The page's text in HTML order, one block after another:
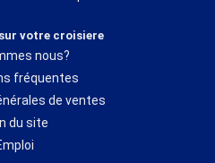
votre croisiere
nous?
fréquentes
de ventes
du site